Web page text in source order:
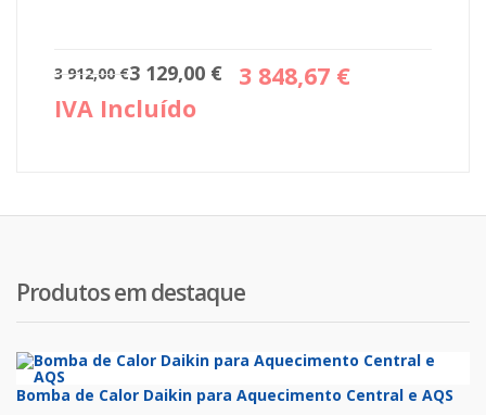
3 912,00€O
original
3 129,00 €
O
3 848,67 €
IVA Incluído
Produtos em destaque
Bomba de Calor Daikin para Aquecimento Central e AQS